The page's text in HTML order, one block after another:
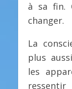
à sa fin.
changer.
La
plus
les